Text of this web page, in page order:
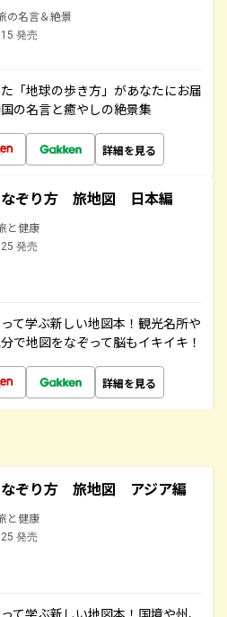
の名言＆絶景
発売
「地球の歩き方」があなたにお届
の名言と癒やしの絶景集
詳細を見る
なぞり方 旅地図 日本編
と健康
発売
て学ぶ新しい地図本！観光名所や
で地図をなぞって脳もイキイキ！
詳細を見る
なぞり方 旅地図 アジア編
と健康
発売
て学ぶ新しい地図本！国境や州、